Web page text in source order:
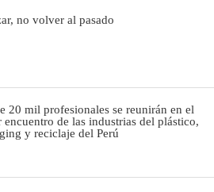
no volver al pasado
20 mil profesionales se reunirán en el
encuentro de las industrias del plástico,
y reciclaje del Perú